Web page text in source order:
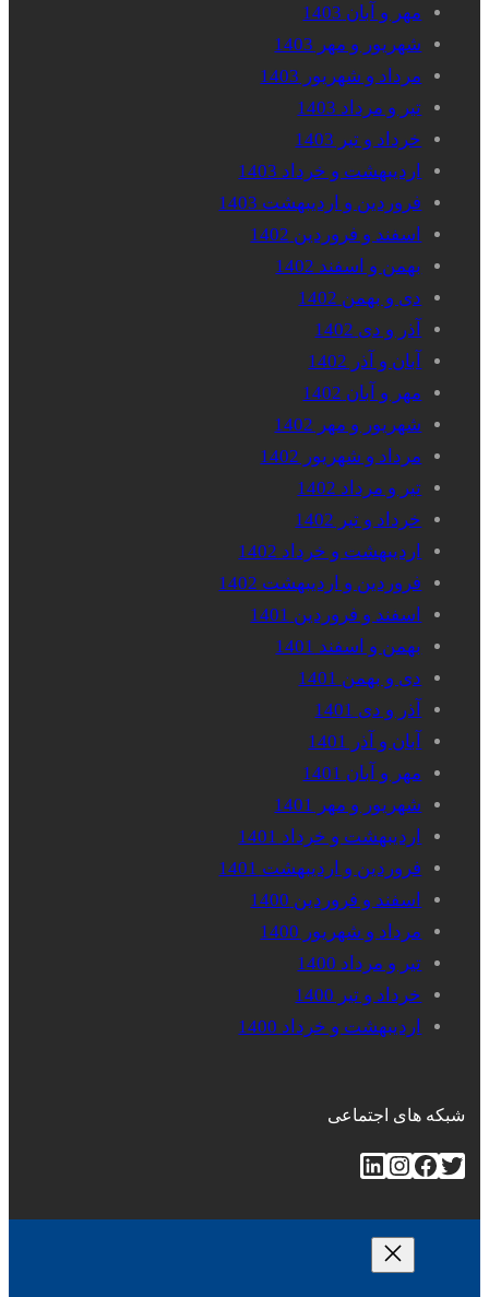
مهر و آبان 1403
شهریور و مهر 1403
مرداد و شهریور 1403
تیر و مرداد 1403
خرداد و تیر 1403
اردیبهشت و خرداد 1403
فروردین و اردیبهشت 1403
اسفند و فروردین 1402
بهمن و اسفند 1402
دی و بهمن 1402
آذر و دی 1402
آبان و آذر 1402
مهر و آبان 1402
شهریور و مهر 1402
مرداد و شهریور 1402
تیر و مرداد 1402
خرداد و تیر 1402
اردیبهشت و خرداد 1402
فروردین و اردیبهشت 1402
اسفند و فروردین 1401
بهمن و اسفند 1401
دی و بهمن 1401
آذر و دی 1401
آبان و آذر 1401
مهر و آبان 1401
شهریور و مهر 1401
اردیبهشت و خرداد 1401
فروردین و اردیبهشت 1401
اسفند و فروردین 1400
مرداد و شهریور 1400
تیر و مرداد 1400
خرداد و تیر 1400
اردیبهشت و خرداد 1400
شبکه های اجتماعی
توییتر فیس‌بوکاینستاگرم لینکداین